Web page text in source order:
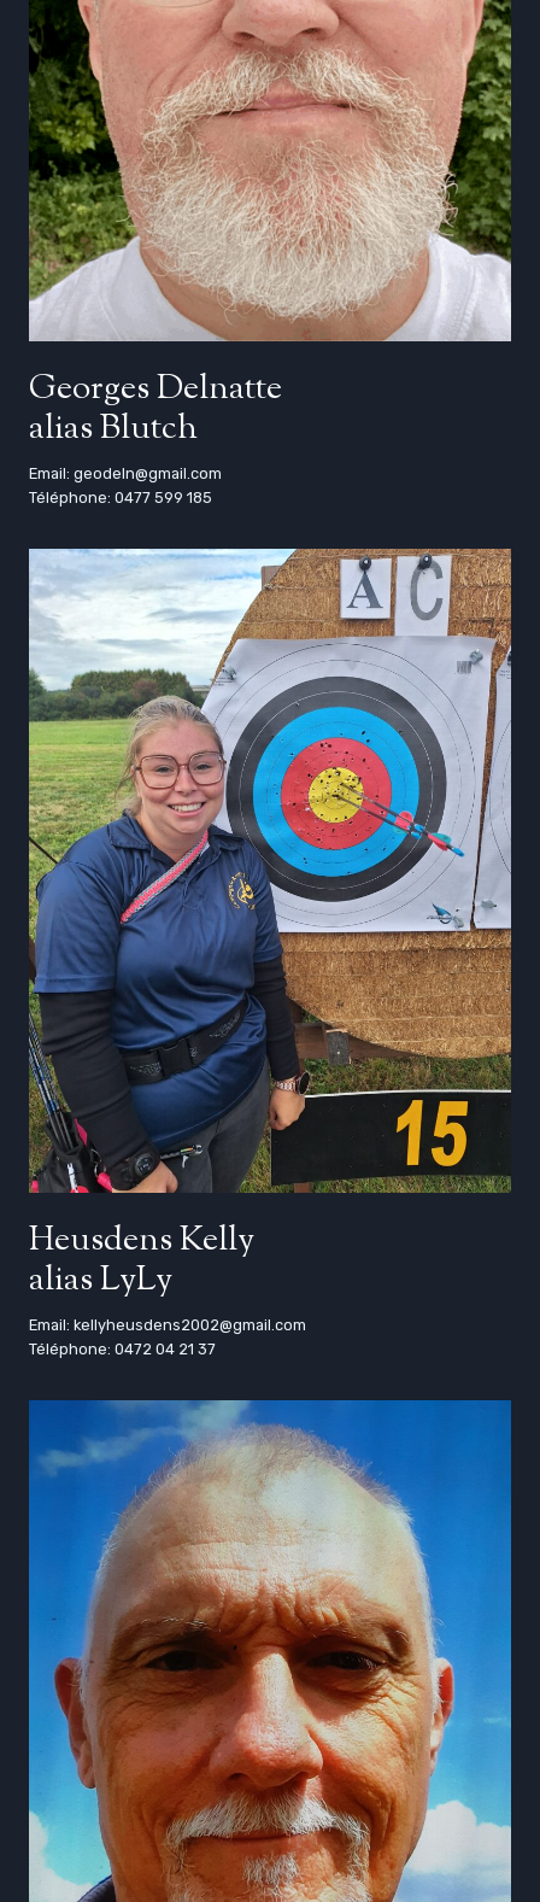
Georges Delnatte
alias Blutch
Email: geodeln@gmail.com
Téléphone: 0477 599 185
Heusdens Kelly
alias LyLy
Email: kellyheusdens2002@gmail.com
Téléphone: 0472 04 21 37